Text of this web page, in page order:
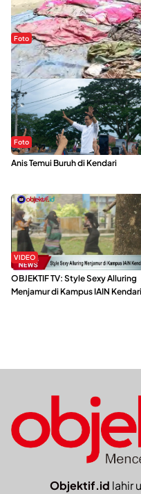
Foto
Sejak Banjir Bandang,
Foto
Anis Temui Buruh di Kendari
VIDEO
OBJEKTIF TV: Style Sexy Alluring
Menjamur di Kampus IAIN Kendari
Objektif.id lahir